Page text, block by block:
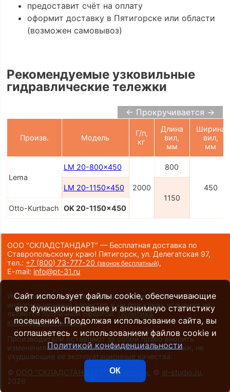
предоставит счёт на оплату
оформит доставку в Пятигорске или области
(возможен самовывоз)
Рекомендуемые узковильные
гидравлические тележки
← Прокручивается →
Произв. Модель
Г/п,
кг
Длина
вил,
мм
Ширина
вил,
мм
Lema
LM 20-800x450
2000
800
450
LM 20-1150x450
1150
Otto-Kurtbach OK 20-1150x450
ООО "СКЛАДСТАНДАРТ" — Бесплатная доставка по
Ставропольскому краю! Пятигорск, ул. Делегатская 97,
тел.: +7 (800) 73-777-20 (звонок бесплатный),
E-mail: info@pt-31.ru
Информация на сайте носит исключительно
информационный характер и ни при каких условиях не
является публичной офертой. Политика
конфиденциальности.
Производители оставляют за собой право вносить
изменения в конструкцию и внешний вид техники, не
ухудшающие ее эксплуатационные качества.
© ООО "СКЛАДСТАНДАРТ", Пятигорск , © al-studio.ru
2026
Сайт использует файлы cookie, обеспечивающие
его функционирование и анонимную статистику
посещений. Продолжая использование сайта, вы
соглашаетесь с использованием файлов cookie и
Политикой конфиденциальности
ОК